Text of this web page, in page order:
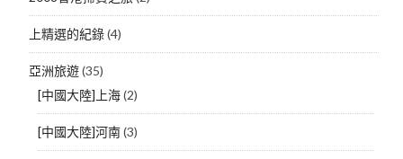
上精選的紀錄(4)
亞洲旅遊(35)
[中國大陸]上海(2)
[中國大陸]河南(3)